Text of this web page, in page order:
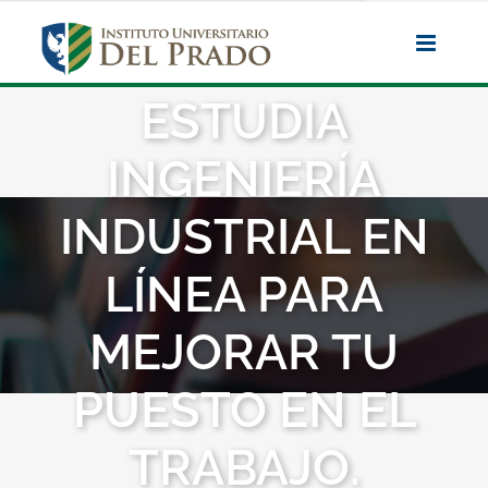
contenido
ESTUDIA
INGENIERÍA
INDUSTRIAL EN
LÍNEA PARA
MEJORAR TU
PUESTO EN EL
TRABAJO.